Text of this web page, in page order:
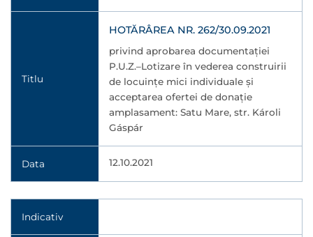
Titlu
HOTĂRÂREA NR. 262/30.09.2021
privind aprobarea documentaţiei
P.U.Z.–Lotizare în vederea construirii
de locuințe mici individuale și
acceptarea ofertei de donație
amplasament: Satu Mare, str. Károli
Gáspár
Data 12.10.2021
Indicativ